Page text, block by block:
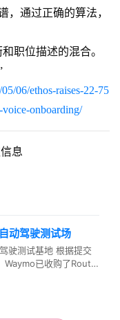
，通过正确的算法，
职位描述的混合。
06/ethos-raises-22-75
onboarding/
息
动驾驶测试场
驶测试基地 根据提交
Waymo已收购了Route